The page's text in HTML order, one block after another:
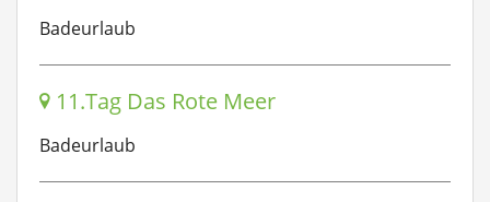
Badeurlaub
11.Tag Das Rote Meer
Badeurlaub